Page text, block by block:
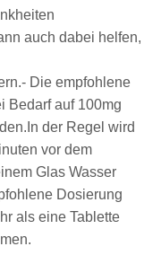
auch dabei helfen,
Die empfohlene
Bedarf auf 100mg
der Regel wird
vor dem
Glas Wasser
Dosierung
als eine Tablette